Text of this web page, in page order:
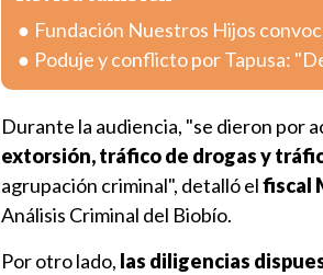
Fundación Nuestros Hijos
Poduje y conflicto por Tapusa:
Durante la audiencia, "se dieron por
extorsión, tráfico de drogas y
agrupación criminal", detalló elfiscal
Análisis Criminal del Biobío.
Por otro lado, las diligencias